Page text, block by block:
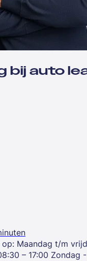
bij auto
op: Maandag t/m
– 17:00 Zondag